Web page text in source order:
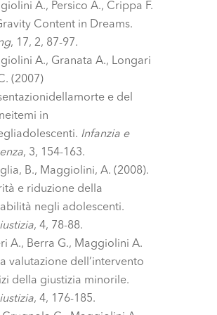
A., Persico A., Crippa F.
Content in Dreams.
, 17, 2, 87-97.
A., Granata A., Longari
(2007)
e del
in
Infanzia e
, 3, 154-163.
B., Maggiolini, A. (2008).
e riduzione della
negli adolescenti.
, 4, 78-88.
A., Berra G., Maggiolini A.
valutazione dell’intervento
della giustizia minorile.
, 4, 176-185.